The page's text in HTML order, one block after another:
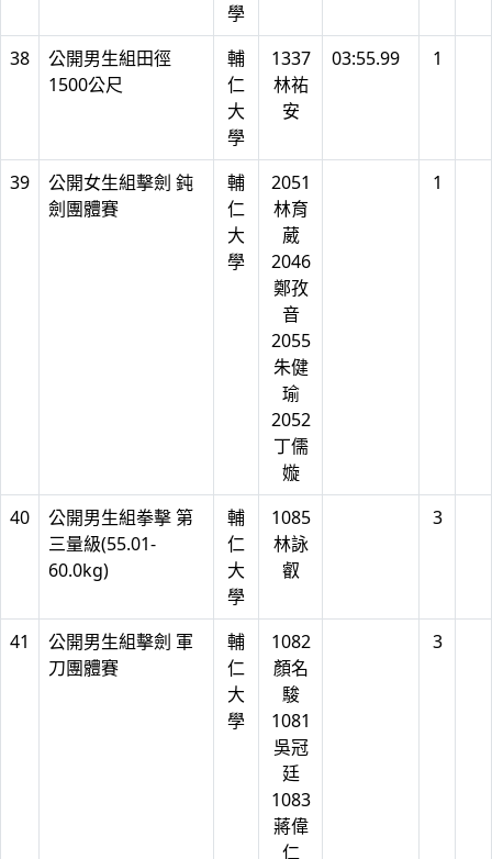
學
38
公開男生組田徑
1500公尺
輔
仁
大
學
1337
林祐
安
03:55.99 1
39
公開女生組擊劍 鈍
劍團體賽
輔
仁
大
學
2051
林育
葳
2046
鄭孜
音
2055
朱健
瑜
2052
丁儒
嫙
1
40
公開男生組拳擊 第
三量級(55.01-
60.0kg)
輔
仁
大
學
1085
林詠
叡
3
41
公開男生組擊劍 軍
刀團體賽
輔
仁
大
學
1082
顏名
駿
1081
吳冠
廷
1083
蔣偉
仁
3